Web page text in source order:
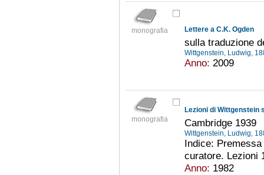
monografia Lettere a C.K. Ogden
sulla traduzione
Wittgenstein, Ludwig,
Anno: 2009
monografia
Lezioni di Wittgenstein
Cambridge 1939
Wittgenstein, Ludwig,
Indice:
curatore. Lezioni
Anno: 1982